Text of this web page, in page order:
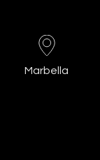
Marbella